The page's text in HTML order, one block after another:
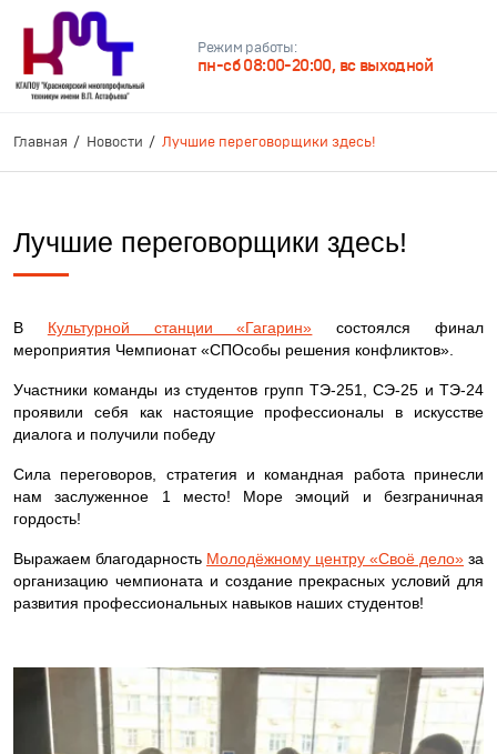
Режим работы:
пн-сб 08:00-20:00, вс выходной
Главная Новости Лучшие переговорщики здесь!
Лучшие переговорщики здесь!
В Культурной станции «Гагарин» состоялся финал
мероприятия Чемпионат «СПОсобы решения конфликтов».
Участники команды из студентов групп ТЭ-251, СЭ-25 и ТЭ-24
проявили себя как настоящие профессионалы в искусстве
диалога и получили победу
Сила переговоров, стратегия и командная работа принесли
нам заслуженное 1 место! Море эмоций и безграничная
гордость!
Выражаем благодарность Молодёжному центру «Своё дело» за
организацию чемпионата и создание прекрасных условий для
развития профессиональных навыков наших студентов!